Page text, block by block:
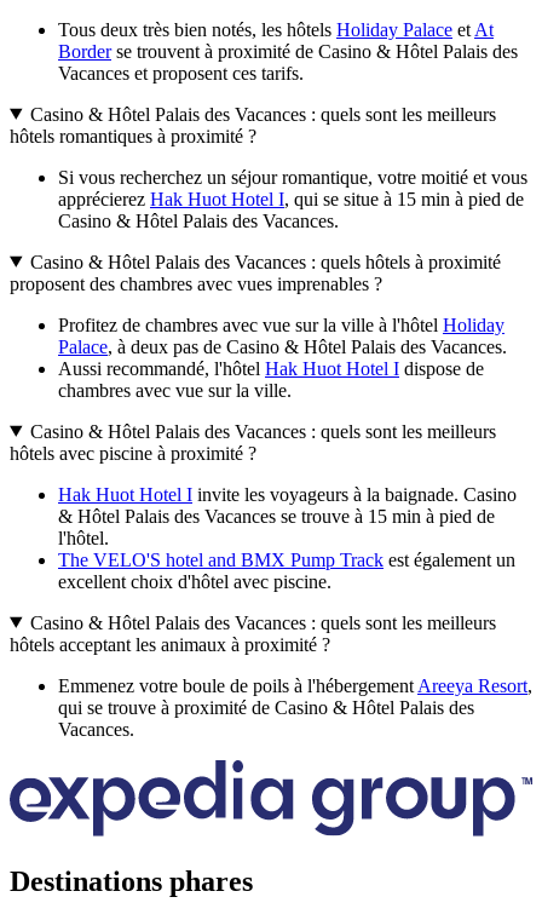
Tous deux très bien notés, les hôtels Holiday Palace et At
Borderse trouvent à proximité de Casino & Hôtel Palais des
Vacances et proposent ces tarifs.
Casino & Hôtel Palais des Vacances : quels sont les meilleurs
hôtels romantiques à proximité ?
Si vous recherchez un séjour romantique, votre moitié et vous
apprécierez Hak Huot Hotel I, qui se situe à 15 min à pied de
Casino & Hôtel Palais des Vacances.
Casino & Hôtel Palais des Vacances : quels hôtels à proximité
proposent des chambres avec vues imprenables ?
Profitez de chambres avec vue sur la ville à l'hôtel Holiday
Palace, à deux pas de Casino & Hôtel Palais des Vacances.
Aussi recommandé, l'hôtel Hak Huot Hotel I dispose de
chambres avec vue sur la ville.
Casino & Hôtel Palais des Vacances : quels sont les meilleurs
hôtels avec piscine à proximité ?
Hak Huot Hotel I invite les voyageurs à la baignade. Casino
& Hôtel Palais des Vacances se trouve à 15 min à pied de
l'hôtel.
The VELO'S hotel and BMX Pump Track est également un
excellent choix d'hôtel avec piscine.
Casino & Hôtel Palais des Vacances : quels sont les meilleurs
hôtels acceptant les animaux à proximité ?
Emmenez votre boule de poils à l'hébergement Areeya Resort,
qui se trouve à proximité de Casino & Hôtel Palais des
Vacances.
Destinations phares